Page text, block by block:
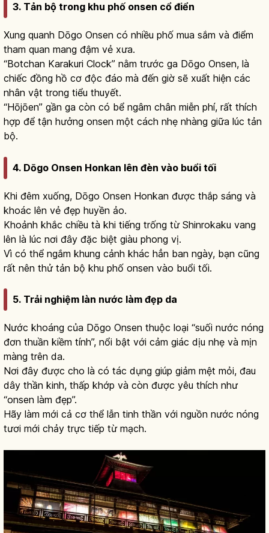
3. Tản bộ trong khu phố onsen cổ điển
Xung quanh Dōgo Onsen có nhiều phố mua sắm và điểm
tham quan mang đậm vẻ xưa.
“Botchan Karakuri Clock” nằm trước ga Dōgo Onsen, là
chiếc đồng hồ cơ độc đáo mà đến giờ sẽ xuất hiện các
nhân vật trong tiểu thuyết.
“Hōjōen” gần ga còn có bể ngâm chân miễn phí, rất thích
hợp để tận hưởng onsen một cách nhẹ nhàng giữa lúc tản
bộ.
4. Dōgo Onsen Honkan lên đèn vào buổi tối
Khi đêm xuống, Dōgo Onsen Honkan được thắp sáng và
khoác lên vẻ đẹp huyền ảo.
Khoảnh khắc chiều tà khi tiếng trống từ Shinrokaku vang
lên là lúc nơi đây đặc biệt giàu phong vị.
Vì có thể ngắm khung cảnh khác hẳn ban ngày, bạn cũng
rất nên thử tản bộ khu phố onsen vào buổi tối.
5. Trải nghiệm làn nước làm đẹp da
Nước khoáng của Dōgo Onsen thuộc loại “suối nước nóng
đơn thuần kiềm tính”, nổi bật với cảm giác dịu nhẹ và mịn
màng trên da.
Nơi đây được cho là có tác dụng giúp giảm mệt mỏi, đau
dây thần kinh, thấp khớp và còn được yêu thích như
“onsen làm đẹp”.
Hãy làm mới cả cơ thể lẫn tinh thần với nguồn nước nóng
tươi mới chảy trực tiếp từ mạch.